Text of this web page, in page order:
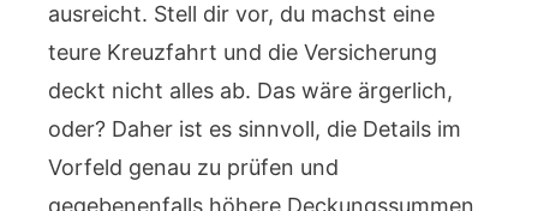
ausreicht. Stell dir vor, du machst eine
teure Kreuzfahrt und die Versicherung
deckt nicht alles ab. Das wäre ärgerlich,
oder? Daher ist es sinnvoll, die Details im
Vorfeld genau zu prüfen und
gegebenenfalls höhere Deckungssummen